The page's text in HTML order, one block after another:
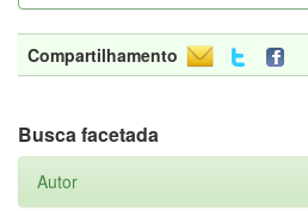
Compartilhamento
Busca facetada
Autor